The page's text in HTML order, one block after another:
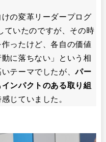
の変革リーダープログ
ていたのですが、その時
作ったけど、各自の価値
に落ちない」という相
テーマでしたが、パー
ンパクトのある取り組
じていました。